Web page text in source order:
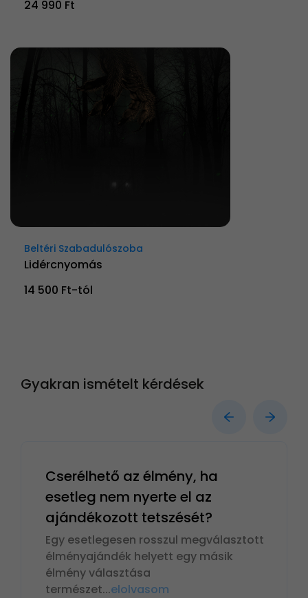
24 990 Ft
Beltéri Szabadulószoba
Lidércnyomás
14 500 Ft-tól
Gyakran ismételt kérdések
Cserélhető az élmény, ha
esetleg nem nyerte el az
ajándékozott tetszését?
Egy esetlegesen rosszul megválasztott
élményajándék helyett egy másik
élmény választása
természet...elolvasom